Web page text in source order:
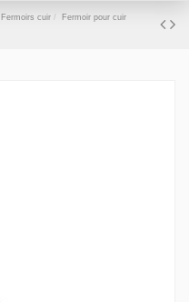
Fermoirs cuir
Fermoir pour cuir